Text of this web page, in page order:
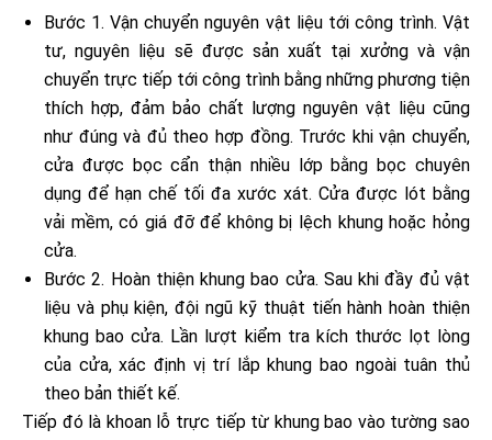
Bước 1. Vận chuyển nguyên vật liệu tới công trình. Vật
tư, nguyên liệu sẽ được sản xuất tại xưởng và vận
chuyển trực tiếp tới công trình bằng những phương tiện
thích hợp, đảm bảo chất lượng nguyên vật liệu cũng
như đúng và đủ theo hợp đồng. Trước khi vận chuyển,
cửa được bọc cẩn thận nhiều lớp bằng bọc chuyên
dụng để hạn chế tối đa xước xát. Cửa được lót bằng
vải mềm, có giá đỡ để không bị lệch khung hoặc hỏng
cửa.
Bước 2. Hoàn thiện khung bao cửa. Sau khi đầy đủ vật
liệu và phụ kiện, đội ngũ kỹ thuật tiến hành hoàn thiện
khung bao cửa. Lần lượt kiểm tra kích thước lọt lòng
của cửa, xác định vị trí lắp khung bao ngoài tuân thủ
theo bản thiết kế.
Tiếp đó là khoan lỗ trực tiếp từ khung bao vào tường sao